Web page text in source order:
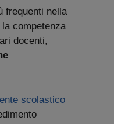
frequenti nella
competenza
docenti,
scolastico